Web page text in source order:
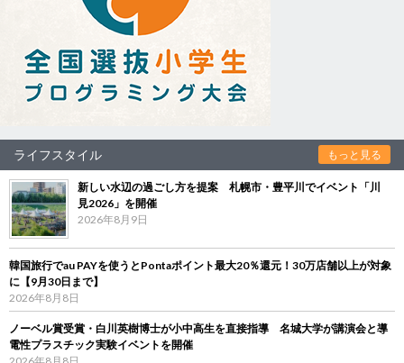
ライフスタイル もっと見る
新しい水辺の過ごし方を提案 札幌市・豊平川でイベント「川
見2026」を開催
2026年8月9日
韓国旅行でau PAYを使うとPontaポイント最大20％還元！30万店舗以上が対象
に【9月30日まで】
2026年8月8日
ノーベル賞受賞・白川英樹博士が小中高生を直接指導 名城大学が講演会と導
電性プラスチック実験イベントを開催